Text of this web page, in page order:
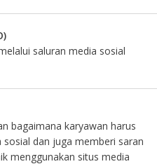
saluran media sosial
bagaimana karyawan harus
dan juga memberi saran
menggunakan situs media